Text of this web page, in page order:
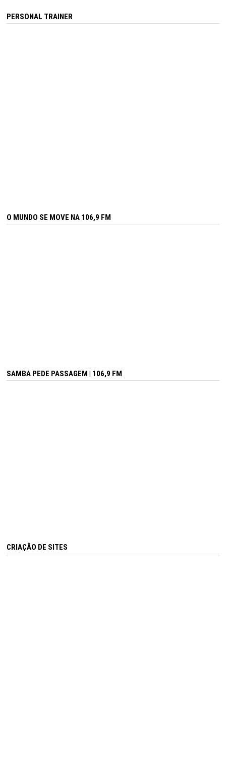
PERSONAL TRAINER
O MUNDO SE MOVE NA 106,9 FM
SAMBA PEDE PASSAGEM | 106,9 FM
CRIAÇÃO DE SITES